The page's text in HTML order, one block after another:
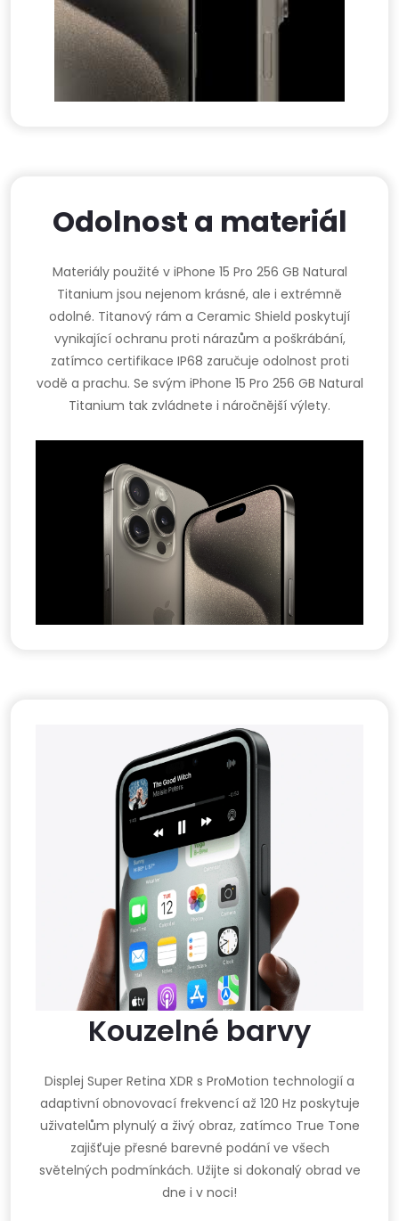
Odolnost a materiál
Materiály použité v iPhone 15 Pro 256 GB Natural
Titanium jsou nejenom krásné, ale i extrémně
odolné. Titanový rám a Ceramic Shield poskytují
vynikající ochranu proti nárazům a poškrábání,
zatímco certifikace IP68 zaručuje odolnost proti
vodě a prachu. Se svým iPhone 15 Pro 256 GB Natural
Titanium tak zvládnete i náročnější výlety.
Kouzelné barvy
Displej Super Retina XDR s ProMotion technologií a
adaptivní obnovovací frekvencí až 120 Hz poskytuje
uživatelům plynulý a živý obraz, zatímco True Tone
zajišťuje přesné barevné podání ve všech
světelných podmínkách. Užijte si dokonalý obrad ve
dne i v noci!